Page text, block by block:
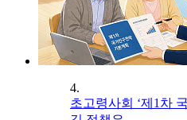
4.
초고령사회 ‘제1차